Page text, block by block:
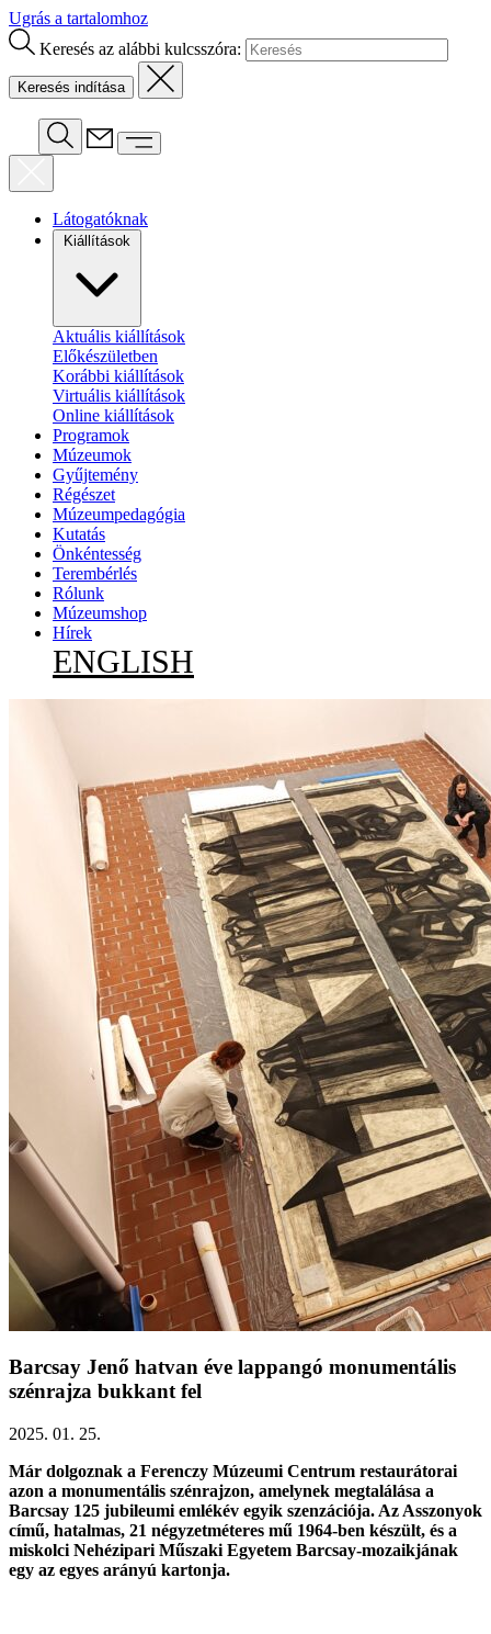
Ugrás a tartalomhoz
Keresés az alábbi kulcsszóra:
Látogatóknak
Kiállítások
Aktuális kiállítások
Előkészületben
Korábbi kiállítások
Virtuális kiállítások
Online kiállítások
Programok
Múzeumok
Gyűjtemény
Régészet
Múzeumpedagógia
Kutatás
Önkéntesség
Terembérlés
Rólunk
Múzeumshop
Hírek
ENGLISH
Barcsay Jenő hatvan éve lappangó monumentális
szénrajza bukkant fel
2025. 01. 25.
Már dolgoznak a Ferenczy Múzeumi Centrum restaurátorai
azon a monumentális szénrajzon, amelynek megtalálása a
Barcsay 125 jubileumi emlékév egyik szenzációja. Az Asszonyok
című, hatalmas, 21 négyzetméteres mű 1964-ben készült, és a
miskolci Nehézipari Műszaki Egyetem Barcsay-mozaikjának
egy az egyes arányú kartonja.